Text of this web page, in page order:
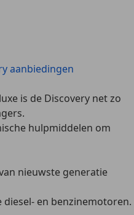
aanbiedingen
is de Discovery net zo
hulpmiddelen om
nieuwste generatie
en benzinemotoren.